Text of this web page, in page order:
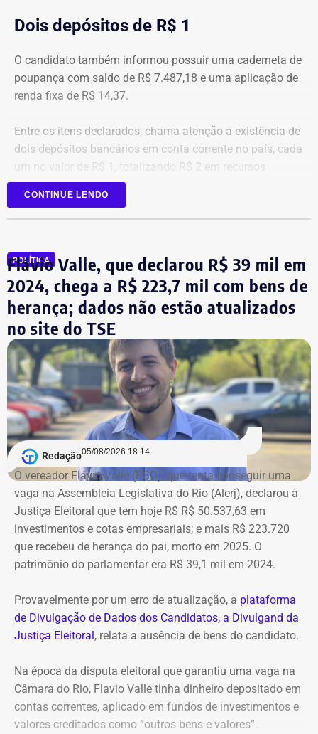
Dois depósitos de R$ 1
O candidato também informou possuir uma caderneta de
poupança com saldo de R$ 7.487,18 e uma aplicação de
renda fixa de R$ 14,37.
Entre os itens declarados, chama atenção a existência de
dois depósitos bancários em conta corrente no país, cada
um no valor de R$ 1, totalizando R$ 2 em recursos
mantidos em contas correntes.
A tenente-coronel da Polícia Militar Erigreyce Monteiro
em bens, relativos a um apartamento.
Bens declarados por André Marinho (Novo) à Justiça Eleitoral — Foto:
Reprodução/Divulgacand
CONTINUE LENDO
POLÍTICA
Flávio Valle, que declarou R$ 39 mil em
2024, chega a R$ 223,7 mil com bens de
herança; dados não estão atualizados
no site do TSE
Redação05/08/2026 18:14
O vereador Flávio Valle (PSD), que tenta conseguir uma
vaga na Assembleia Legislativa do Rio (Alerj), declarou à
Justiça Eleitoral que tem hoje R$ R$ 50.537,63 em
investimentos e cotas empresariais; e mais R$ 223.720
que recebeu de herança do pai, morto em 2025. O
patrimônio do parlamentar era R$ 39,1 mil em 2024.
Provavelmente por um erro de atualização, a plataforma
de Divulgação de Dados dos Candidatos, a Divulgand da
Justiça Eleitoral, relata a ausência de bens do candidato.
Na época da disputa eleitoral que garantiu uma vaga na
Câmara do Rio, Flavio Valle tinha dinheiro depositado em
contas correntes, aplicado em fundos de investimentos e
valores creditados como “outros bens e valores”.